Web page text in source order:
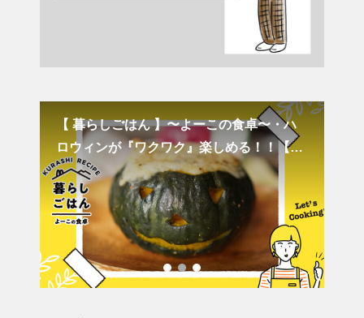
【 暮らしごはん 】〜よーこの食卓〜・ハ
ロウィンが『ワクワク』楽しめる！！【丸
ごとかぼちゃレシピ】